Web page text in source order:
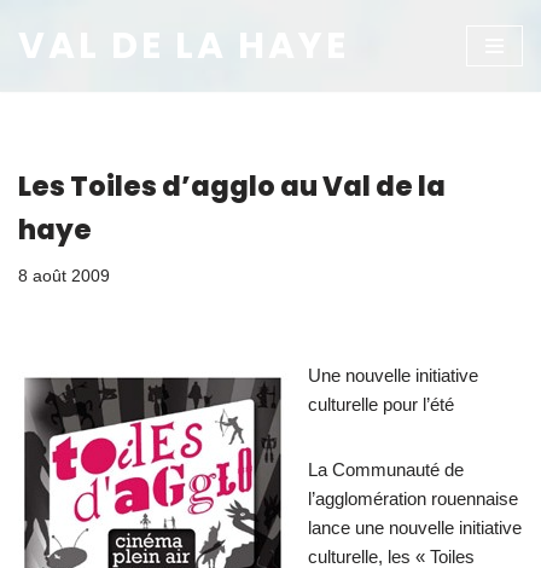
Aller
VAL DE LA HAYE
Les Toiles d’agglo au Val de la
haye
8 août 2009
Une nouvelle initiative
culturelle pour l’été
La Communauté de
l’agglomération rouennaise
lance une nouvelle initiative
culturelle, les « Toiles